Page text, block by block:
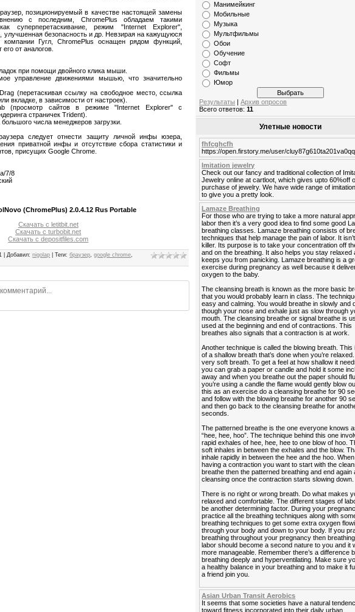
позиционируемый в качестве настоящей замены
с последним, ChromePlus обладаем такими
суперперетаскивание, режим "Internet Explorer",
безопасность и др. Невзирая на кажущуюся
Гугл, ChromePlus оснащен рядом функций,
от аналогов.
при помощи двойного клика мыши.
управление движениями мышью, что значительно
(перетаскивая ссылку на свободное место, ссылка
вкладке, в зависимости от настроек).
(просмотр сайтов в режиме "Internet Explorer" с
страничек Trident).
числа менеджеров загрузки.
следует отнести защиту личной инфы юзера,
приватной инфы и отсутствие сбора статистики и
присущих Google Chrome.
7/8
(ChromePlus) 2.0.4.12 Rus Portable
Скачать с letitbit.net
Скачать с turbobit.net
Скачать с depositfiles.com
Добавил: nigolap |Теги: браузер ,google chrome
Манимейкинг
Мобильные
Музыка
Мультфильмы
Обои
Обучение
Софт
Фильмы
Юмор
Результаты |Архив опросов
Всего ответов:11
Улетные новости
fhfcghcfh
https://open.firstory.me/user/
Imitation jewelry
Check out our fancy and traditional collection of
Jewelry online at cartloot, which gives upto 60%off
purchase of jewelry. We have wide range of
to give you a pretty look.
Lamaze Breathing
For those who are trying to take a more natural
labor then it’s a very good idea to find some good
breathing classes. Lamaze breathing consists of
techniques that help manage the pain of labor. It
killer. Its purpose is to take your concentration off
and on the breathing. It also helps you stay relaxed
keeps you from panicking. Lamaze breathing is a
exercise during pregnancy as well because it
oxygen to the baby.
The cleansing breath is known as the more basic
that you would probably learn in class. The
easy and calming. You would breathe in slowly and
though your nose and exhale just as slow through
mouth. The cleansing breathe or signal breathe is
used at the beginning and end of contractions. This
breathes also signals that a contraction is at work.
Another technique is called the blowing breath. This
of a shallow breath that’s done when you’re relaxed.
very soft breath. To get a feel at how shallow it
you can grab a paper or candle and hold it some
away and when you breathe out the paper should
you’re using a candle the flame would gently blow
this as an exercise do a cleansing breathe for 90
and follow with the blowing breathe for another 90
and then go back to the cleansing breathe for
seconds.
The patterned breathe is the one everyone knows
“hee, hee, hoo”. The technique behind this one
rapid exhales of hee, hee, hee to one blow of hoo.
soft inhales in between the exhales and the blow.
inhale rapidly in between the hee and the hoo. When
having a contraction you want to start with the
breathe then the patterned breathing and end again
cleansing once the contraction starts slowing down.
There is no right or wrong breath. Do what makes
relaxed and comfortable. The different stages of
be another determining factor. During your
practice all the breathing techniques along with
breathing techniques to get some extra oxygen
through your body and down to your body. If you
breathing throughout your pregnancy then
labor should become a second nature to you and it
more manageable. Remember there’s a difference
breathing deeply and hyperventilating. Make sure
a healthy balance in your breathing and to make it
a friend join you.
Asian Urban Transit Aerobics
It seems that some societies have a natural
toward fitness incorporated into their daily urban